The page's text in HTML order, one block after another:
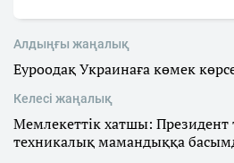
Алдыңғы жаңалық
Еуроодақ Украинаға көмек
Келесі жаңалық
Мемлекеттік хатшы:
техникалық мамандыққа